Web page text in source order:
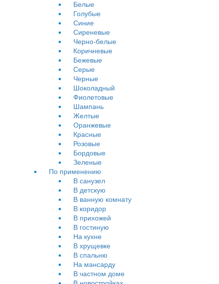
Белые
Голубые
Синие
Сиреневые
Черно-белые
Коричневые
Бежевые
Серые
Черные
Шоколадный
Фиолетовые
Шампань
Желтые
Оранжевые
Красные
Розовые
Бордовые
Зеленые
По применению
В санузел
В детскую
В ванную комнату
В коридор
В прихожей
В гостиную
На кухне
В хрущевке
В спальню
На мансарду
В частном доме